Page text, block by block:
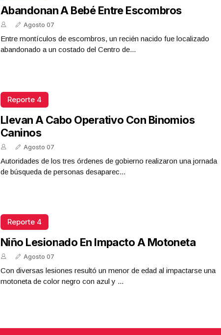
Abandonan A Bebé Entre Escombros
Agosto 07
Entre montículos de escombros, un recién nacido fue localizado
abandonado a un costado del Centro de...
Reporte 4
Llevan A Cabo Operativo Con Binomios
Caninos
Agosto 07
Autoridades de los tres órdenes de gobierno realizaron una jornada
de búsqueda de personas desaparec...
Reporte 4
Niño Lesionado En Impacto A Motoneta
Agosto 07
Con diversas lesiones resultó un menor de edad al impactarse una
motoneta de color negro con azul y ...
Octubre 03 l 10 Visitas